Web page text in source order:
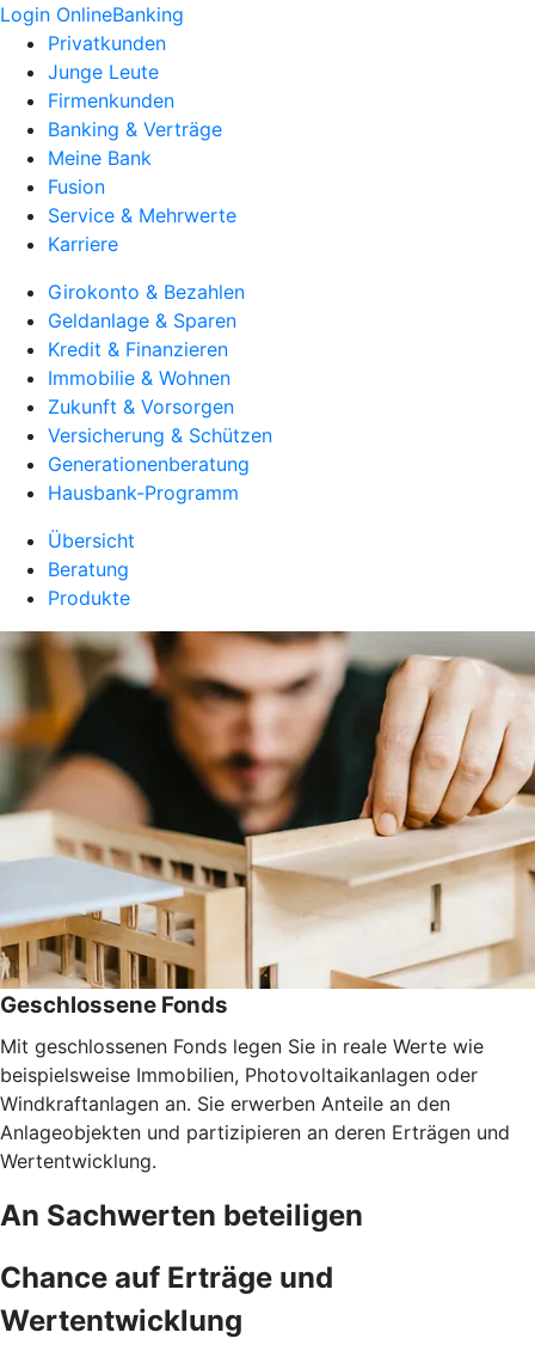
Login OnlineBanking
Privatkunden
Junge Leute
Firmenkunden
Banking & Verträge
Meine Bank
Fusion
Service & Mehrwerte
Karriere
Girokonto & Bezahlen
Geldanlage & Sparen
Kredit & Finanzieren
Immobilie & Wohnen
Zukunft & Vorsorgen
Versicherung & Schützen
Generationenberatung
Hausbank-Programm
Übersicht
Beratung
Produkte
Geschlossene Fonds
Mit geschlossenen Fonds legen Sie in reale Werte wie
beispielsweise Immobilien, Photovoltaikanlagen oder
Windkraftanlagen an. Sie erwerben Anteile an den
Anlageobjekten und partizipieren an deren Erträgen und
Wertentwicklung.
An Sachwerten beteiligen
Chance auf Erträge und
Wertentwicklung